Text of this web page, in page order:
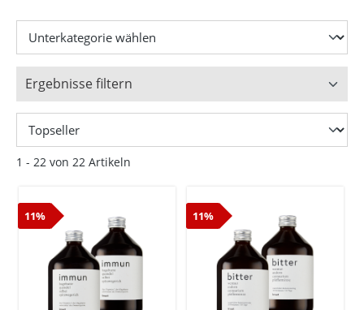
Ergebnisse filtern
1 - 22 von 22 Artikeln
11% 11%